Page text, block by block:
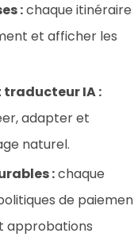
:chaque itinéraire
et afficher les
IA :
adapter et
naturel.
:chaque
de
approbations